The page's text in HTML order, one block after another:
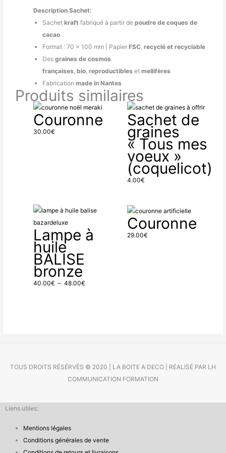
Description Sachet:
Sachetkraft fabriqué à partir depoudre de coques de
cacao
Format : 70 x 100 mm | Papier FSC recyclé et recyclable
Desgraines de cosmos
françaises ,bio ,reproductibles etmellifères
Fabricationmade in Nantes
Produits similaires
Couronne
30.00€
Sachet de
graines
« Tous mes
voeux »
(coquelicot)
4.00€
Lampe à
huile
BALISE
bronze
40.00€ – 48.00€
Plage
prix :
Couronne
29.00€
TOUS DROITS RÉSÉRVÉS © 2020 | LA BOITE A DECO | RÉALISÉ PAR LH
COMMUNICATION FORMATION
Liens utiles:
Mentions légales
Conditions générales de vente